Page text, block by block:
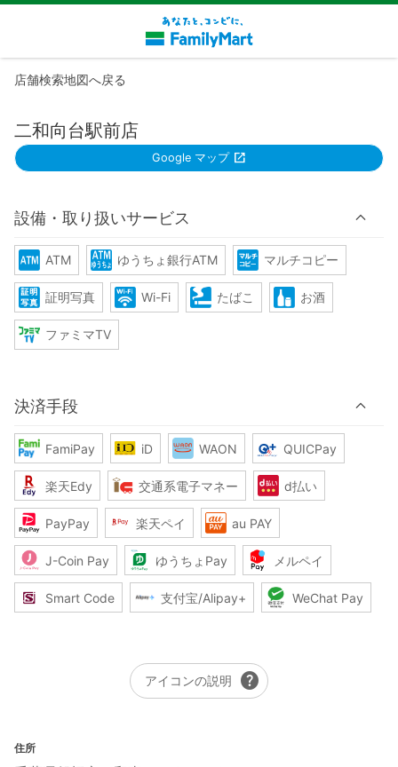
店舗検索地図へ戻る
二和向台駅前店
Google マップ
設備・取り扱いサービス
ATM ゆうちょ銀行ATM マルチコピー
証明写真 Wi-Fi たばこ お酒
ファミマTV
決済手段
FamiPay iD WAON QUICPay
楽天Edy 交通系電子マネー d払い
PayPay 楽天ペイ au PAY
J-Coin Pay ゆうちょPay メルペイ
Smart Code 支付宝/Alipay+ WeChat Pay
アイコンの説明 help
住所